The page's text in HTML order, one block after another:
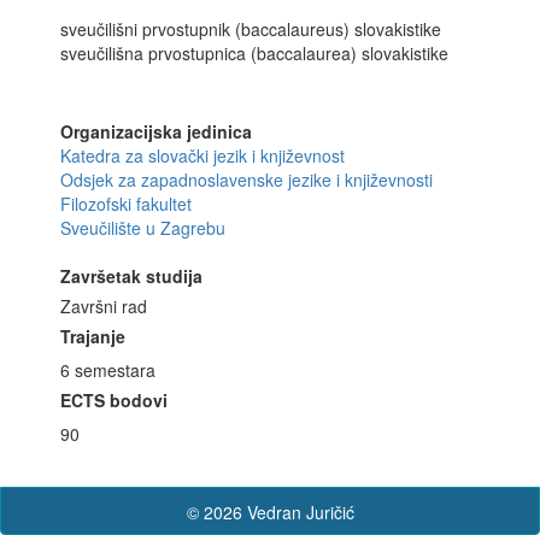
sveučilišni prvostupnik (baccalaureus) slovakistike
sveučilišna prvostupnica (baccalaurea) slovakistike
Organizacijska jedinica
Katedra za slovački jezik i književnost
Odsjek za zapadnoslavenske jezike i književnosti
Filozofski fakultet
Sveučilište u Zagrebu
Završetak studija
Završni rad
Trajanje
6 semestara
ECTS bodovi
90
© 2026 Vedran Juričić